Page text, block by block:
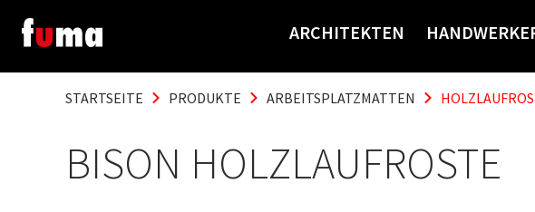
ARCHITEKTEN
STARTSEITE PRODUKTE ARBEITSPLATZMATTEN
BISON HOLZLAUFROSTE